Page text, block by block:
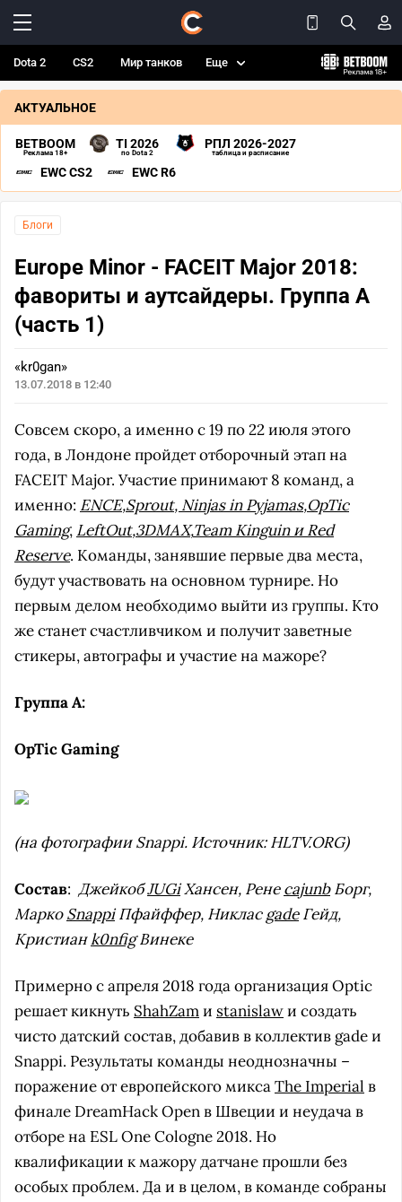
Dota 2 CS2 Мир танков Еще
АКТУАЛЬНОЕ
BETBOOM
Реклама 18+
TI 2026
по Dota 2
РПЛ 2026-2027
таблица и расписание
EWC CS2 EWC R6
Блоги
Europe Minor - FACEIT Major 2018:
фавориты и аутсайдеры. Группа A
(часть 1)
«kr0gan»
13.07.2018 в 12:40
Совсем скоро, а именно с 19 по 22 июля этого
года, в Лондоне пройдет отборочный этап на
FACEIT Major. Участие принимают 8 команд, а
именно: ENCE,Sprout, Ninjas in Pyjamas,OpTic
Gaming, LeftOut,3DMAX,Team KinguinиRed
Reserve. Команды, занявшие первые два места,
будут участвовать на основном турнире. Но
первым делом необходимо выйти из группы. Кто
же станет счастливчиком и получит заветные
стикеры, автографы и участие на мажоре?
Группа А:
OpTic Gaming
(на фотографии Snappi. Источник: HLTV.ORG)
Состав: ДжейкобJUGiХансен, РенеcajunbБорг,
МаркоSnappiПфайффер, НикласgadeГейд,
Кристианk0nfigВинеке
Примерно с апреля 2018 года организация Optic
решает кикнуть ShahZamи stanislawи создать
чисто датский состав, добавив в коллектив gade и
Snappi. Результаты команды неоднозначны –
поражение от европейского миксаThe Imperial в
финале DreamHack Open в Швеции и неудача в
отборе на ESL One Cologne 2018. Но
квалификации к мажору датчане прошли без
особых проблем. Да и в целом, в команде собраны